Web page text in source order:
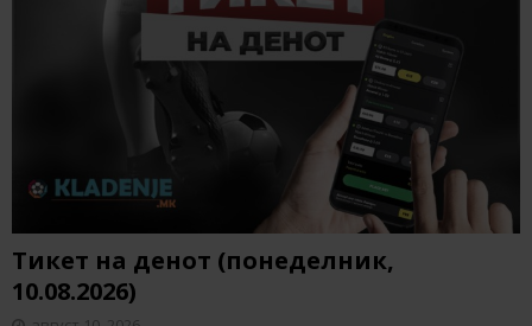
Тикет на денот (понеделник,
10.08.2026)